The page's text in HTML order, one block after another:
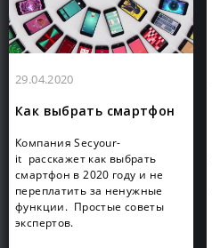
29.04.2020
Как выбрать смартфон
Компания Secyour-
it расскажет как выбрать
смартфон в 2020 году и не
переплатить за ненужные
функции. Простые советы
экспертов.